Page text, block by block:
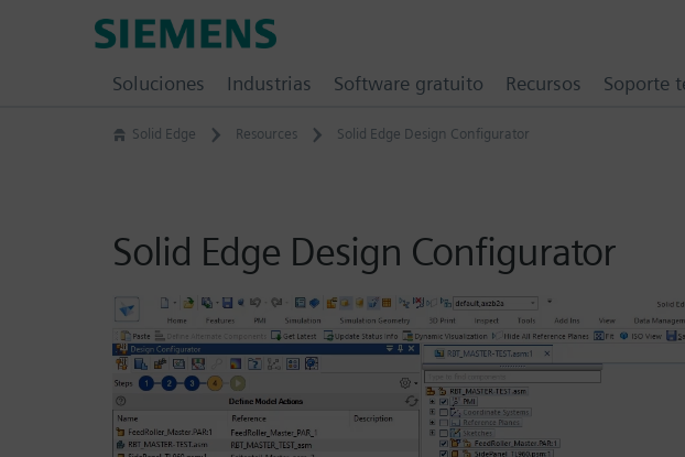
Solid Edge Resources Solid Edge Design Configurator
Solid Edge Design Configurator
Soluciones Industrias Software gratuito Recursos Soporte